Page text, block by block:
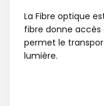
La Fibre optique
fibre donne
permet le
lumière.